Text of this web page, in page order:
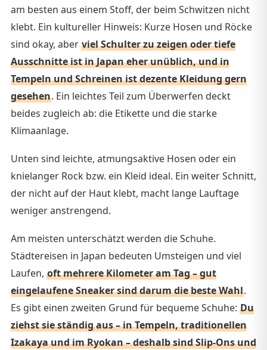
am besten aus einem Stoff, der beim Schwitzen nicht
klebt. Ein kultureller Hinweis: Kurze Hosen und Röcke
sind okay, aber viel Schulter zu zeigen oder tiefe
Ausschnitte ist in Japan eher unüblich, und in
Tempeln und Schreinen ist dezente Kleidung gern
gesehen. Ein leichtes Teil zum Überwerfen deckt
beides zugleich ab: die Etikette und die starke
Klimaanlage.
Unten sind leichte, atmungsaktive Hosen oder ein
knielanger Rock bzw. ein Kleid ideal. Ein weiter Schnitt,
der nicht auf der Haut klebt, macht lange Lauftage
weniger anstrengend.
Am meisten unterschätzt werden die Schuhe.
Städtereisen in Japan bedeuten Umsteigen und viel
Laufen, oft mehrere Kilometer am Tag – gut
eingelaufene Sneaker sind darum die beste Wahl.
Es gibt einen zweiten Grund für bequeme Schuhe: Du
ziehst sie ständig aus – in Tempeln, traditionellen
Izakaya und im Ryokan – deshalb sind Slip-Ons und